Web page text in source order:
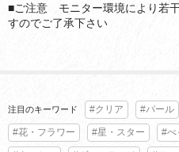
■ご注意 モニター環境により若
すのでご了承下さい
注目のキーワード #クリア #パール
#花・フラワー #星・スター #べ